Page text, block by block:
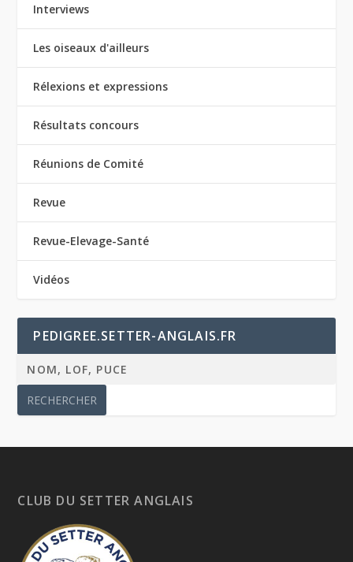
Interviews
Les oiseaux d'ailleurs
Rélexions et expressions
Résultats concours
Réunions de Comité
Revue
Revue-Elevage-Santé
Vidéos
PEDIGREE.SETTER-ANGLAIS.FR
CLUB DU SETTER ANGLAIS